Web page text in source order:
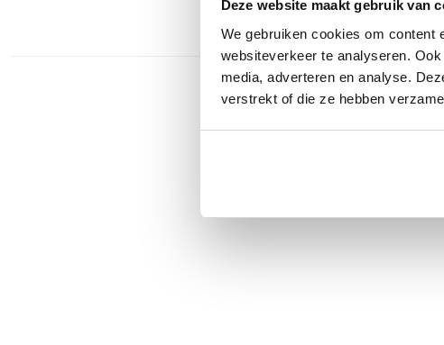
Deze website maakt gebruik van
We gebruiken cookies om content
websiteverkeer te analyseren.
media, adverteren en analyse.
verstrekt of die ze hebben
©